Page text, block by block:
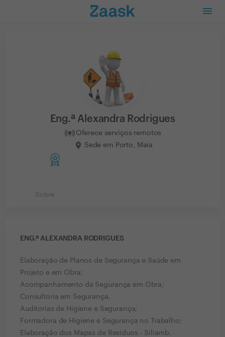
Eng.ª Alexandra Rodrigues
Oferece serviços remotos
Sede em Porto, Maia
Sobre
ENG.ª ALEXANDRA RODRIGUES
Elaboração de Planos de Segurança e Saúde em
Projeto e em Obra;
Acompanhamento da Segurança em Obra;
Consultoria em Segurança.
Auditorias de Higiene e Segurança;
Formadora de Higiene e Segurança no Trabalho;
Elaboração dos Mapas de Resíduos - Siliamb.